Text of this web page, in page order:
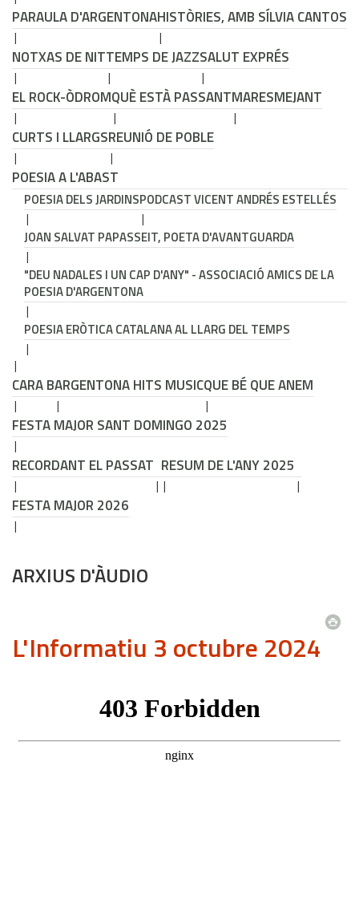
PARAULA D'ARGENTONAHISTÒRIES, AMB SÍLVIA CANTOS
NOTXAS DE NITTEMPS DE JAZZSALUT EXPRÉS
EL ROCK-ÒDROMQUÈ ESTÀ PASSANTMARESMEJANT
CURTS I LLARGSREUNIÓ DE POBLE
POESIA A L'ABAST
POESIA DELS JARDINSPODCAST VICENT ANDRÉS ESTELLÉS
JOAN SALVAT PAPASSEIT, POETA D'AVANTGUARDA
"DEU NADALES I UN CAP D'ANY" - ASSOCIACIÓ AMICS DE LA
POESIA D'ARGENTONA
POESIA ERÒTICA CATALANA AL LLARG DEL TEMPS
CARA BARGENTONA HITS MUSICQUE BÉ QUE ANEM
FESTA MAJOR SANT DOMINGO 2025
RECORDANT EL PASSAT RESUM DE L'ANY 2025
FESTA MAJOR 2026
ARXIUS D'ÀUDIO
L'Informatiu 3 octubre 2024